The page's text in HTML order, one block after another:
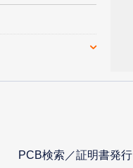
PCB検索／証明書発行